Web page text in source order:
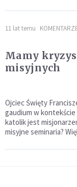
11 lat temu
Mamy kryzys
misyjnych
Ojciec Święty
gaudium w
katolik jest
misyjne seminaria?